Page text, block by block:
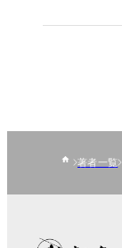
著者一覧